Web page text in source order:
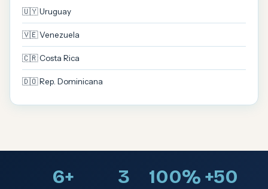
🇺🇾 Uruguay
🇻🇪 Venezuela
🇨🇷 Costa Rica
🇩🇴 Rep. Dominicana
6+ 3 100% +50